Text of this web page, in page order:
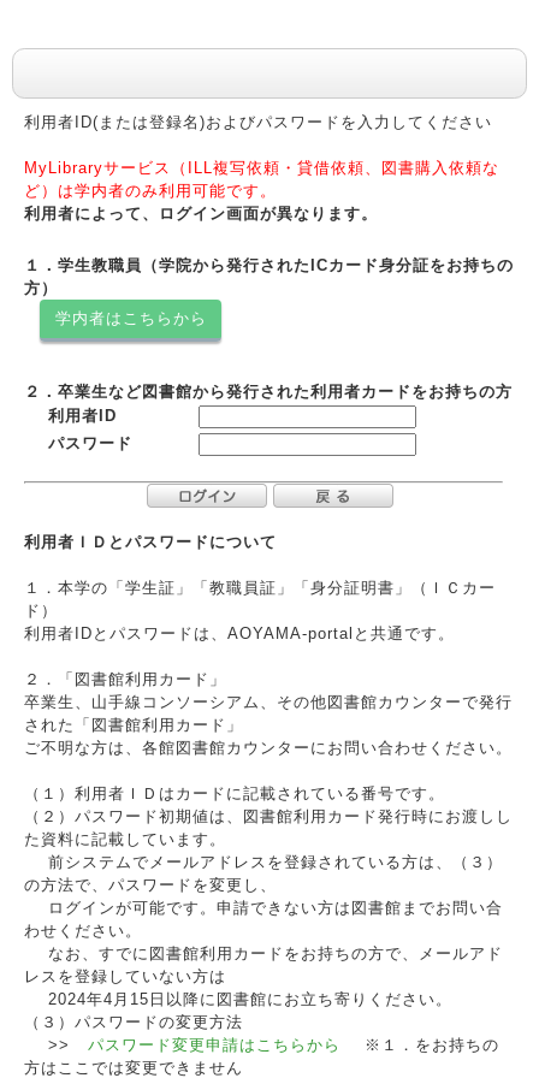
利用者ID(または登録名)およびパスワードを入力してください
MyLibraryサービス（ILL複写依頼・貸借依頼、図書購入依頼な
ど）は学内者のみ利用可能です。
利用者によって、ログイン画面が異なります。
１．学生教職員（学院から発行されたICカード身分証をお持ちの
方）
学内者はこちらから
２．卒業生など図書館から発行された利用者カードをお持ちの方
利用者ID
パスワード
利用者ＩＤとパスワードについて
１．本学の「学生証」「教職員証」「身分証明書」（ＩＣカー
ド）
利用者IDとパスワードは、AOYAMA-portalと共通です。
２．「図書館利用カード」
卒業生、山手線コンソーシアム、その他図書館カウンターで発行
された「図書館利用カード」
ご不明な方は、各館図書館カウンターにお問い合わせください。
（１）利用者ＩＤはカードに記載されている番号です。
（２）パスワード初期値は、図書館利用カード発行時にお渡しし
た資料に記載しています。
前システムでメールアドレスを登録されている方は、（３）
の方法で、パスワードを変更し、
ログインが可能です。申請できない方は図書館までお問い合
わせください。
なお、すでに図書館利用カードをお持ちの方で、メールアド
レスを登録していない方は
2024年4月15日以降に図書館にお立ち寄りください。
（３）パスワードの変更方法
>>
パスワード変更申請はこちらから
※１．をお持ちの
方はここでは変更できません